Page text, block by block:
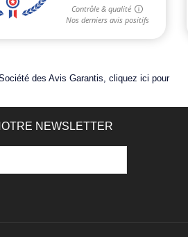
des Avis Garantis, cliquez ici pour
NEWSLETTER